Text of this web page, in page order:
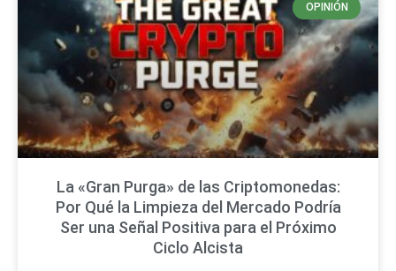
OPINIÓN
La «Gran Purga» de las Criptomonedas:
Por Qué la Limpieza del Mercado Podría
Ser una Señal Positiva para el Próximo
Ciclo Alcista